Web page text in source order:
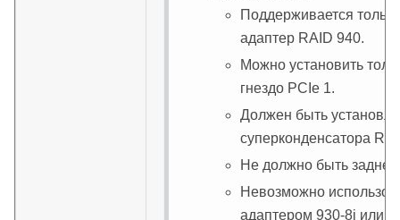
Поддерживается
адаптер RAID 940.
Можно установить
гнездо PCIe 1.
Должен быть
суперконденсатора
Не должно быть
Невозможно
адаптером 930-8i или